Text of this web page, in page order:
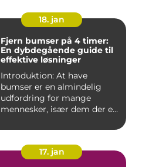
18. jan
Fjern bumser på 4 timer:
En dybdegående guide til
effektive løsninger
Introduktion: At have
bumser er en almindelig
udfordring for mange
mennesker, især dem der er
17. jan